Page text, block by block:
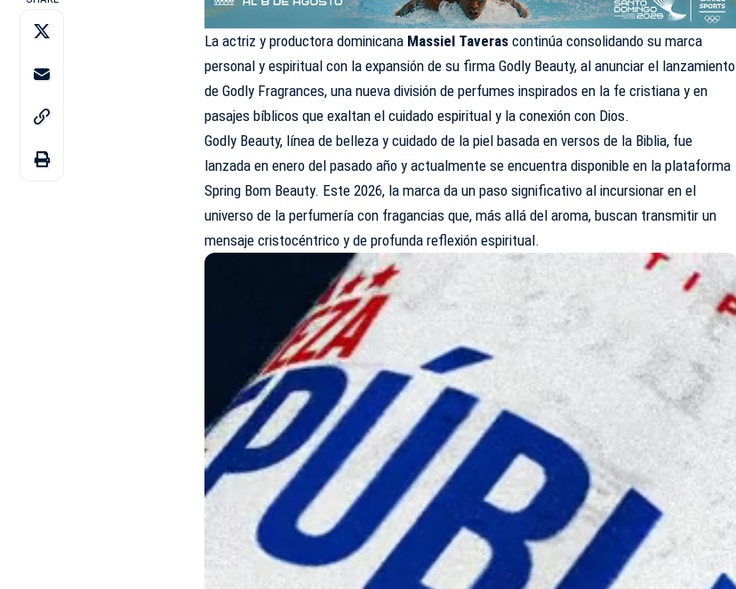
La actriz y productora dominicana Massiel Taveras continúa consolidando su marca
personal y espiritual con la expansión de su firma Godly Beauty, al anunciar el lanzamiento
de Godly Fragrances, una nueva división de perfumes inspirados en la fe cristiana y en
pasajes bíblicos que exaltan el cuidado espiritual y la conexión con Dios.
Godly Beauty, línea de belleza y cuidado de la piel basada en versos de la Biblia, fue
lanzada en enero del pasado año y actualmente se encuentra disponible en la plataforma
Spring Bom Beauty. Este 2026, la marca da un paso significativo al incursionar en el
universo de la perfumería con fragancias que, más allá del aroma, buscan transmitir un
mensaje cristocéntrico y de profunda reflexión espiritual.